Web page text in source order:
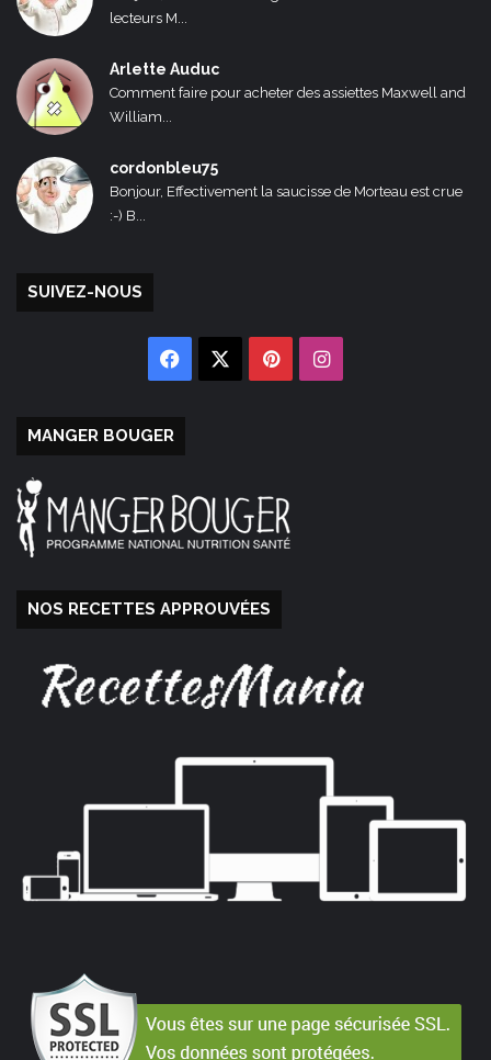
lecteurs M...
Arlette Auduc
Comment faire pour acheter des assiettes Maxwell and
William...
cordonbleu75
Bonjour, Effectivement la saucisse de Morteau est crue
:-) B...
SUIVEZ-NOUS
Facebook PinterestInstagram
MANGER BOUGER
NOS RECETTES APPROUVÉES